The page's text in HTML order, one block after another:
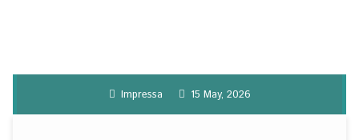
Impressa 15 May, 2026